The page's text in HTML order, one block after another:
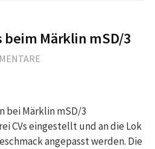
beim Märklin mSD/3
bei Märklin mSD/3
CVs eingestellt und an die Lok
angepasst werden. Die